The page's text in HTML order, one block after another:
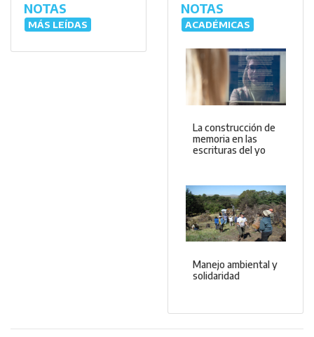
NOTAS
MÁS LEÍDAS
NOTAS
ACADÉMICAS
La construcción de
memoria en las
escrituras del yo
Manejo ambiental y
solidaridad